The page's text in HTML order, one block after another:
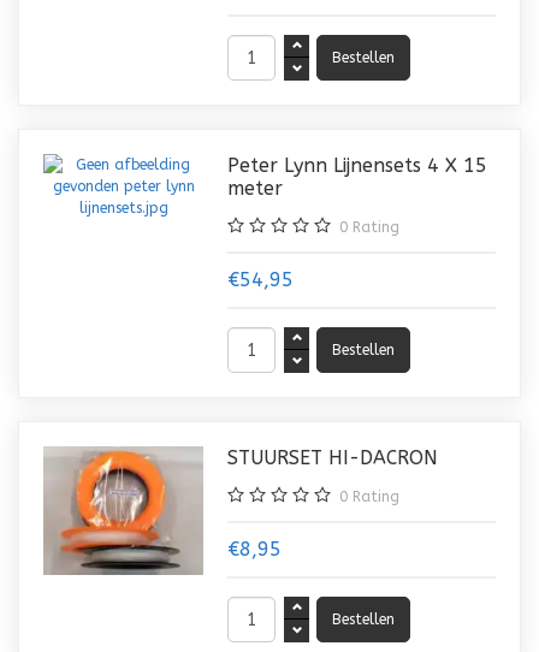
Peter Lynn Lijnensets 4 X 15
meter
0 Rating
€54,95
STUURSET HI-DACRON
0 Rating
€8,95